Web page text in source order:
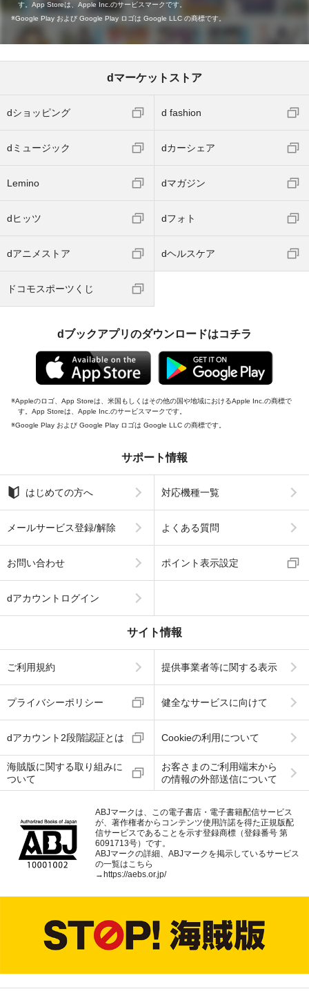
す。App Storeは、Apple Inc.のサービスマークです。
Google Play および Google Play ロゴは Google LLC の商標です。
dマーケットストア
dショッピング d fashion
dミュージック dカーシェア
Lemino dマガジン
dヒッツ dフォト
dアニメストア dヘルスケア
ドコモスポーツくじ
dブックアプリのダウンロードはコチラ
Appleのロゴ、App Storeは、米国もしくはその他の国や地域におけるApple Inc.の商標で
す。App Storeは、Apple Inc.のサービスマークです。
Google Play および Google Play ロゴは Google LLC の商標です。
サポート情報
はじめての方へ 対応機種一覧
メールサービス登録/解除 よくある質問
お問い合わせ ポイント表示設定
dアカウントログイン
サイト情報
ご利用規約 提供事業者等に関する表示
プライバシーポリシー 健全なサービスに向けて
dアカウント2段階認証とは Cookieの利用について
海賊版に関する取り組みに
ついて
お客さまのご利用端末から
の情報の外部送信について
ABJマークは、この電子書店・電子書籍配信サービス
が、著作権者からコンテンツ使用許諾を得た正規版配
信サービスであることを示す登録商標（登録番号 第
6091713号）です。
ABJマークの詳細、ABJマークを掲示しているサービス
の一覧はこちら
→ https://aebs.or.jp/